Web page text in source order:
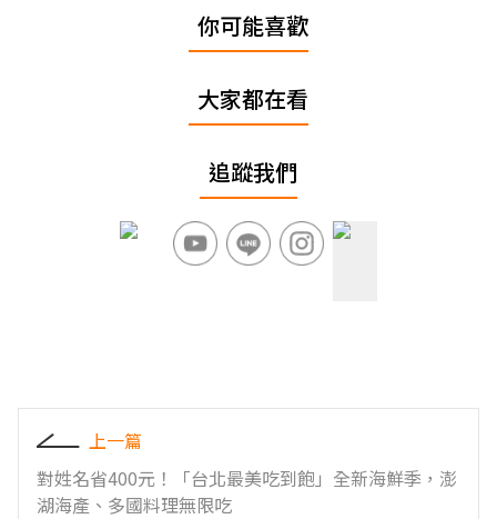
你可能喜歡
大家都在看
追蹤我們
上一篇
對姓名省400元！「台北最美吃到飽」全新海鮮季，澎
湖海產、多國料理無限吃